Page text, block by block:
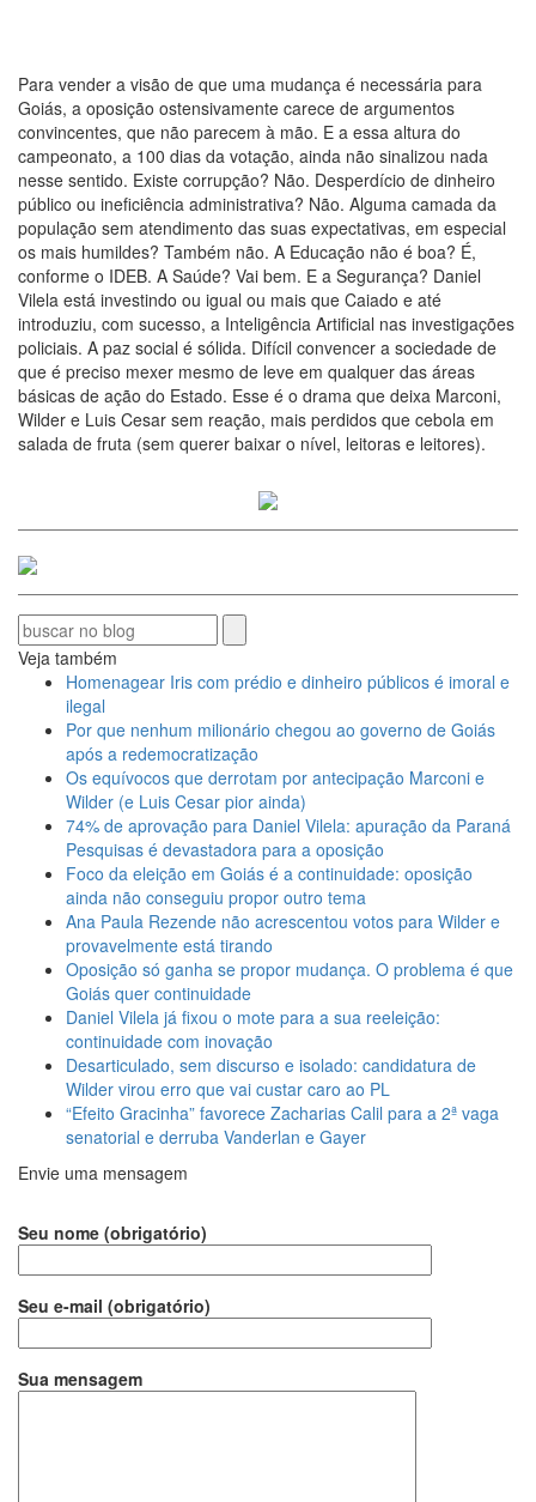
Para vender a visão de que uma mudança é necessária para
Goiás, a oposição ostensivamente carece de argumentos
convincentes, que não parecem à mão. E a essa altura do
campeonato, a 100 dias da votação, ainda não sinalizou nada
nesse sentido. Existe corrupção? Não. Desperdício de dinheiro
público ou ineficiência administrativa? Não. Alguma camada da
população sem atendimento das suas expectativas, em especial
os mais humildes? Também não. A Educação não é boa? É,
conforme o IDEB. A Saúde? Vai bem. E a Segurança? Daniel
Vilela está investindo ou igual ou mais que Caiado e até
introduziu, com sucesso, a Inteligência Artificial nas investigações
policiais. A paz social é sólida. Difícil convencer a sociedade de
que é preciso mexer mesmo de leve em qualquer das áreas
básicas de ação do Estado. Esse é o drama que deixa Marconi,
Wilder e Luis Cesar sem reação, mais perdidos que cebola em
salada de fruta (sem querer baixar o nível, leitoras e leitores).
Veja também
Homenagear Iris com prédio e dinheiro públicos é imoral e
ilegal
Por que nenhum milionário chegou ao governo de Goiás
após a redemocratização
Os equívocos que derrotam por antecipação Marconi e
Wilder (e Luis Cesar pior ainda)
74% de aprovação para Daniel Vilela: apuração da Paraná
Pesquisas é devastadora para a oposição
Foco da eleição em Goiás é a continuidade: oposição
ainda não conseguiu propor outro tema
Ana Paula Rezende não acrescentou votos para Wilder e
provavelmente está tirando
Oposição só ganha se propor mudança. O problema é que
Goiás quer continuidade
Daniel Vilela já fixou o mote para a sua reeleição:
continuidade com inovação
Desarticulado, sem discurso e isolado: candidatura de
Wilder virou erro que vai custar caro ao PL
“Efeito Gracinha” favorece Zacharias Calil para a 2ª vaga
senatorial e derruba Vanderlan e Gayer
Envie uma mensagem
Seu nome (obrigatório)
Seu e-mail (obrigatório)
Sua mensagem